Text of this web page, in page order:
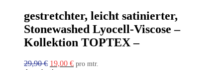
gestretchter, leicht satinierter,
Stonewashed Lyocell-Viscose –
Kollektion TOPTEX –
29,90€ Ursprünglicher
19,00 €Aktueller
pro mtr.